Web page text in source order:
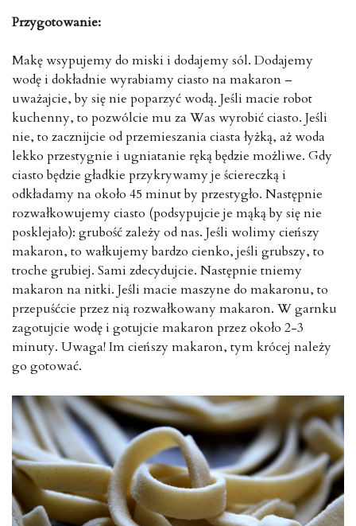
Przygotowanie:
Makę wsypujemy do miski i dodajemy sól. Dodajemy
wodę i dokładnie wyrabiamy ciasto na makaron –
uważajcie, by się nie poparzyć wodą. Jeśli macie robot
kuchenny, to pozwólcie mu za Was wyrobić ciasto. Jeśli
nie, to zacznijcie od przemieszania ciasta łyżką, aż woda
lekko przestygnie i ugniatanie ręką będzie możliwe. Gdy
ciasto będzie gładkie przykrywamy je ściereczką i
odkładamy na około 45 minut by przestygło. Następnie
rozwałkowujemy ciasto (podsypujcie je mąką by się nie
posklejało): grubość zależy od nas. Jeśli wolimy cieńszy
makaron, to wałkujemy bardzo cienko, jeśli grubszy, to
troche grubiej. Sami zdecydujcie. Następnie tniemy
makaron na nitki. Jeśli macie maszyne do makaronu, to
przepuśćcie przez nią rozwałkowany makaron. W garnku
zagotujcie wodę i gotujcie makaron przez około 2-3
minuty. Uwaga! Im cieńszy makaron, tym krócej należy
go gotować.